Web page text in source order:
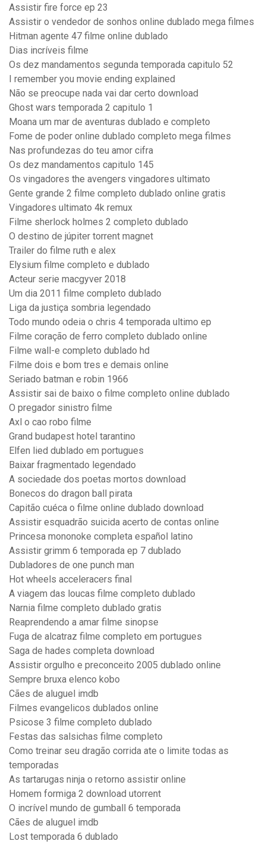
Assistir fire force ep 23
Assistir o vendedor de sonhos online dublado mega filmes
Hitman agente 47 filme online dublado
Dias incríveis filme
Os dez mandamentos segunda temporada capitulo 52
I remember you movie ending explained
Não se preocupe nada vai dar certo download
Ghost wars temporada 2 capitulo 1
Moana um mar de aventuras dublado e completo
Fome de poder online dublado completo mega filmes
Nas profundezas do teu amor cifra
Os dez mandamentos capitulo 145
Os vingadores the avengers vingadores ultimato
Gente grande 2 filme completo dublado online gratis
Vingadores ultimato 4k remux
Filme sherlock holmes 2 completo dublado
O destino de júpiter torrent magnet
Trailer do filme ruth e alex
Elysium filme completo e dublado
Acteur serie macgyver 2018
Um dia 2011 filme completo dublado
Liga da justiça sombria legendado
Todo mundo odeia o chris 4 temporada ultimo ep
Filme coração de ferro completo dublado online
Filme wall-e completo dublado hd
Filme dois e bom tres e demais online
Seriado batman e robin 1966
Assistir sai de baixo o filme completo online dublado
O pregador sinistro filme
Axl o cao robo filme
Grand budapest hotel tarantino
Elfen lied dublado em portugues
Baixar fragmentado legendado
A sociedade dos poetas mortos download
Bonecos do dragon ball pirata
Capitão cuéca o filme online dublado download
Assistir esquadrão suicida acerto de contas online
Princesa mononoke completa español latino
Assistir grimm 6 temporada ep 7 dublado
Dubladores de one punch man
Hot wheels acceleracers final
A viagem das loucas filme completo dublado
Narnia filme completo dublado gratis
Reaprendendo a amar filme sinopse
Fuga de alcatraz filme completo em portugues
Saga de hades completa download
Assistir orgulho e preconceito 2005 dublado online
Sempre bruxa elenco kobo
Cães de aluguel imdb
Filmes evangelicos dublados online
Psicose 3 filme completo dublado
Festas das salsichas filme completo
Como treinar seu dragão corrida ate o limite todas as
temporadas
As tartarugas ninja o retorno assistir online
Homem formiga 2 download utorrent
O incrível mundo de gumball 6 temporada
Cães de aluguel imdb
Lost temporada 6 dublado